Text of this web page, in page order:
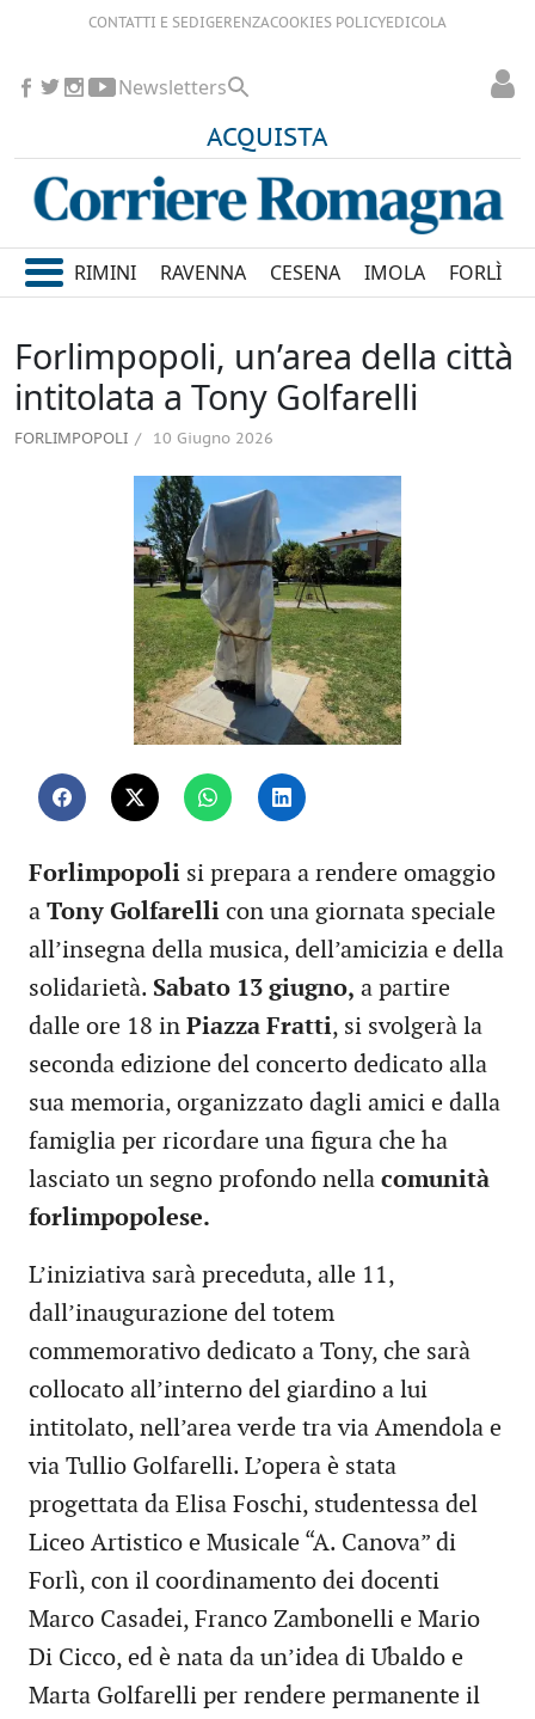
CONTATTI E SEDIGERENZACOOKIES POLICYEDICOLA
ACQUISTA
Newsletters
RIMINI RAVENNA CESENA IMOLA FORLÌ
Forlimpopoli, un’area della città
intitolata a Tony Golfarelli
FORLIMPOPOLI 10 Giugno 2026
Forlimpopoli si prepara a rendere omaggio
a Tony Golfarelli con una giornata speciale
all’insegna della musica, dell’amicizia e della
solidarietà. Sabato 13 giugno, a partire
dalle ore 18 in Piazza Fratti, si svolgerà la
seconda edizione del concerto dedicato alla
sua memoria, organizzato dagli amici e dalla
famiglia per ricordare una figura che ha
lasciato un segno profondo nella comunità
forlimpopolese.
L’iniziativa sarà preceduta, alle 11,
dall’inaugurazione del totem
commemorativo dedicato a Tony, che sarà
collocato all’interno del giardino a lui
intitolato, nell’area verde tra via Amendola e
via Tullio Golfarelli. L’opera è stata
progettata da Elisa Foschi, studentessa del
Liceo Artistico e Musicale “A. Canova” di
Forlì, con il coordinamento dei docenti
Marco Casadei, Franco Zambonelli e Mario
Di Cicco, ed è nata da un’idea di Ubaldo e
Marta Golfarelli per rendere permanente il